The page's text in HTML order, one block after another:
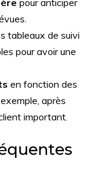
pour anticiper
tableaux de suivi
pour avoir une
en fonction des
après
important.